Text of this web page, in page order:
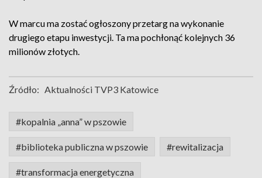
W marcu ma zostać ogłoszony przetarg na wykonanie
drugiego etapu inwestycji. Ta ma pochłonąć kolejnych 36
milionów złotych.
Źródło: Aktualności TVP3 Katowice
#kopalnia „anna” w pszowie
#biblioteka publiczna w pszowie #rewitalizacja
#transformacja energetyczna